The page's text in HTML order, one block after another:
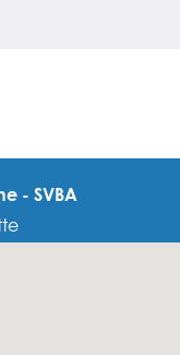
- SVBA